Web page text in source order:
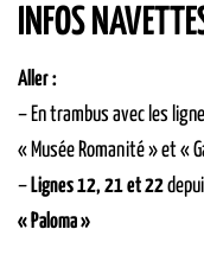
INFOS
Aller :
– En trambus avec les
« Musée Romanité » et «
– Lignes 12, 21 et 22
« Paloma »